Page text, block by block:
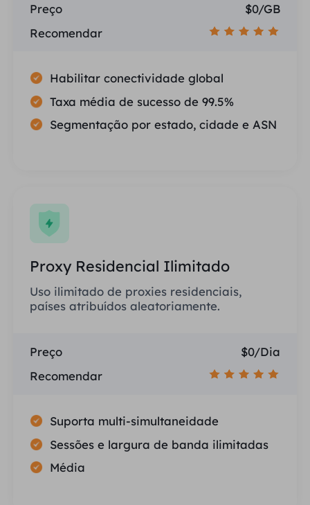
Preço
$0/GB
Recomendar
Habilitar conectividade global
Taxa média de sucesso de 99.5%
Segmentação por estado, cidade e ASN
Proxy Residencial Ilimitado
Uso ilimitado de proxies residenciais,
países atribuídos aleatoriamente.
Preço
$0/Dia
Recomendar
Suporta multi-simultaneidade
Sessões e largura de banda ilimitadas
Média